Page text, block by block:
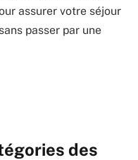
assurer votre séjour
passer par une
des